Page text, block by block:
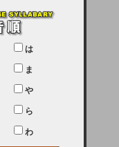
済は可能ですので、
ます。
ード決済について】
トカード会社の都合
きない状況です。
、大変ご迷惑をおか
申し訳ございませ
は
ま
や
ら
わ